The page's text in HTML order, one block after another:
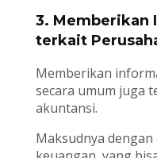
3. Memberikan
terkait
Memberikan
secara umum juga
akuntansi.
Maksudnya